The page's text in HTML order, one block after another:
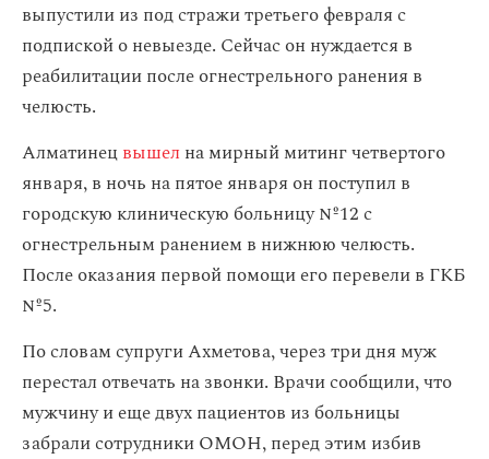
выпустили из под стражи третьего февраля с
подпиской о невыезде. Сейчас он нуждается в
реабилитации после огнестрельного ранения в
челюсть.
Алматинецвышел на мирный митинг четвертого
января, в ночь на пятое января он поступил в
городскую клиническую больницу №12 с
огнестрельным ранением в нижнюю челюсть.
После оказания первой помощи его перевели в ГКБ
№5.
По словам супруги Ахметова, через три дня муж
перестал отвечать на звонки. Врачи сообщили, что
мужчину и еще двух пациентов из больницы
забрали сотрудники ОМОН, перед этим избив